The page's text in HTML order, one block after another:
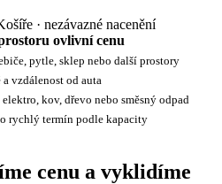
· nezávazné nacenění
ovlivní cenu
pytle, sklep nebo další prostory
vzdálenost od auta
kov, dřevo nebo směsný odpad
rychlý termín podle kapacity
cenu a vyklidíme